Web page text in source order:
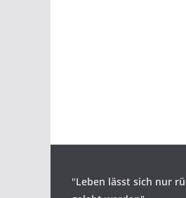
"Leben lässt sich nur